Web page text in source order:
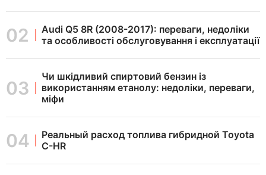
Audi Q5 8R (2008-2017): переваги, недоліки
та особливості обслуговування і експлуатації
Чи шкідливий спиртовий бензин із
використанням етанолу: недоліки, переваги,
міфи
Реальный расход топлива гибридной Toyota
C-HR